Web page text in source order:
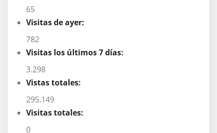
65
Visitas de ayer:
782
Visitas los últimos 7 días:
3.298
Vistas totales:
295.149
Visitas totales:
0